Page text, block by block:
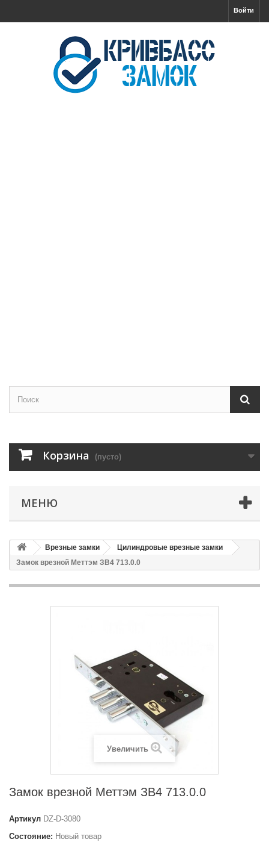
Войти
Корзина (пусто)
МЕНЮ
Врезные замки
Цилиндровые врезные замки
Замок врезной Меттэм ЗВ4 713.0.0
Увеличить
Замок врезной Меттэм ЗВ4 713.0.0
Артикул DZ-D-3080
Состояние: Новый товар